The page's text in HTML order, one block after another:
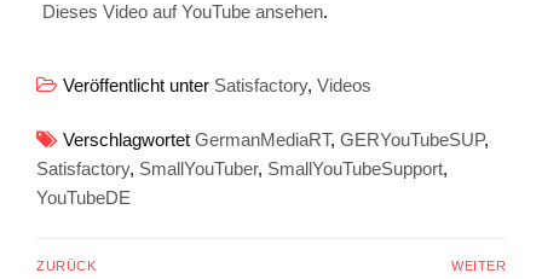
Dieses Video auf YouTube ansehen.
Veröffentlicht unter Satisfactory, Videos
Verschlagwortet GermanMediaRT, GERYouTubeSUP,
Satisfactory, SmallYouTuber, SmallYouTubeSupport,
YouTubeDE
Beitragsnavigation
ZURÜCK WEITER